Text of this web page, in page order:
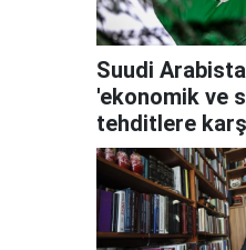
Suudi
'ekonomik ve
tehditlere
açıklaması